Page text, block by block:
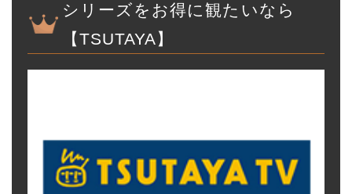
シリーズをお得に観たいなら
【TSUTAYA】